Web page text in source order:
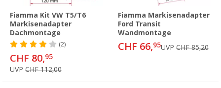
Fiamma Kit VW T5/T6
Markisenadapter
Dachmontage
(2)
CHF 80,95
UVP CHF 112,00
Fiamma Markisenadapter
Ford Transit
Wandmontage
CHF 66,95UVP CHF 85,20